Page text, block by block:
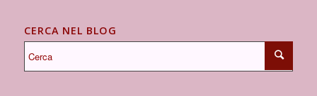
CERCA NEL BLOG